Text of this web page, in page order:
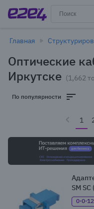
Главная
Оптические
Иркутске (1,662
По популярности
1
SM
0·0·12